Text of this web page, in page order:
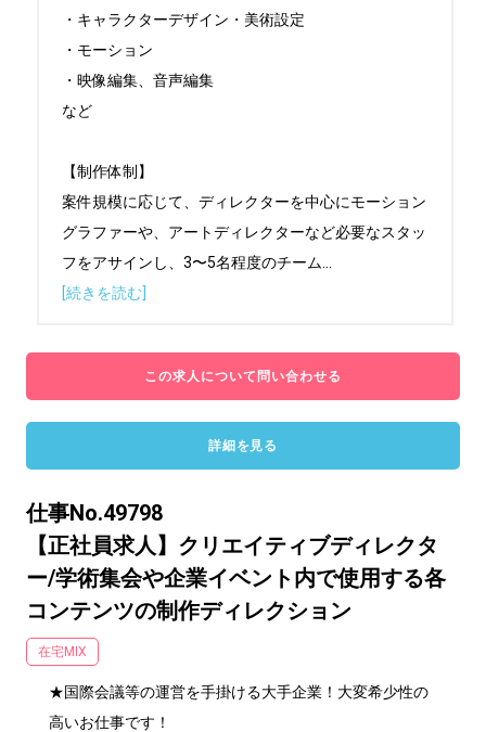
・キャラクターデザイン・美術設定
・モーション
・映像編集、音声編集
など
【制作体制】
案件規模に応じて、ディレクターを中心にモーション
グラファーや、アートディレクターなど必要なスタッ
フをアサインし、3〜5名程度のチーム
[続きを読む]
この求人について問い合わせる
詳細を見る
仕事No.49798
【正社員求人】クリエイティブディレクタ
ー/学術集会や企業イベント内で使用する各
コンテンツの制作ディレクション
在宅MIX
★国際会議等の運営を手掛ける大手企業！大変希少性の
高いお仕事です！